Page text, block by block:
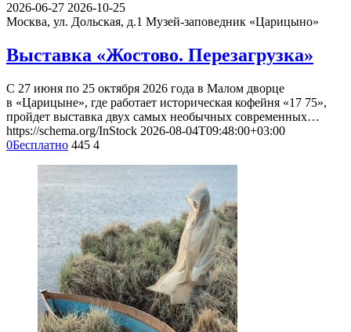
2026-06-27 2026-10-25
Москва, ул. Дольская, д.1 Музей-заповедник «Царицыно»
Выставка «Жостово. Перезагрузка»
С 27 июня по 25 октября 2026 года в Малом дворце
в «Царицыне», где работает историческая кофейня «17 75»,
пройдет выставка двух самых необычных современных…
https://schema.org/InStock 2026-08-04T09:48:00+03:00
0Бесплатно 445 4